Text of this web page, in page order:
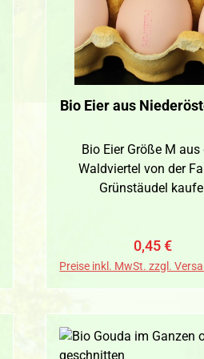
frischem Brot oder
cremig und aromatisch,
Butter sein soll. Kochen &
Backen: Zum
köstliche Mehlspeisen. Anbraten:
eine goldbraune,
aromatische Kruste. Zutaten
100% Bio Milch
100% Bio Milch –
natürlich Regional & aus
kontrolliert
Anbraten Nährwerte pro 100g
Bio Eier aus
Bio Eier Größe M aus
Waldviertel von der
Grünstäudel
0,45 €
Preise inkl. MwSt. zzgl.